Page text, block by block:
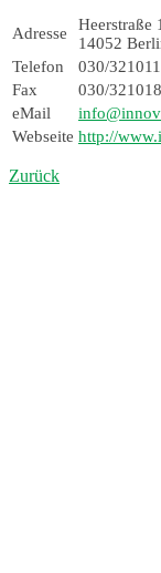
Adresse
Heerstraße
14052
Telefon
030/321011
Fax
030/
eMail
Webseite http://
Zurück